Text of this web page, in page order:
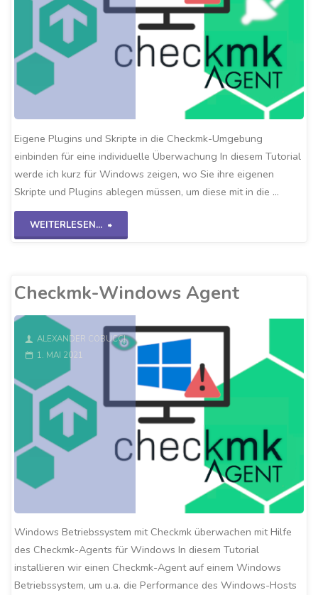
Eigene Plugins und Skripte in die Checkmk-Umgebung
einbinden für eine individuelle Überwachung In diesem Tutorial
werde ich kurz für Windows zeigen, wo Sie ihre eigenen
Skripte und Plugins ablegen müssen, um diese mit in die …
WEITERLESEN...
"Eigene
Checkmk-Windows Agent
ALEXANDER COBUCCI
1. MAI 2021
Windows Betriebssystem mit Checkmk überwachen mit Hilfe
des Checkmk-Agents für Windows In diesem Tutorial
installieren wir einen Checkmk-Agent auf einem Windows
Betriebssystem, um u.a. die Performance des Windows-Hosts